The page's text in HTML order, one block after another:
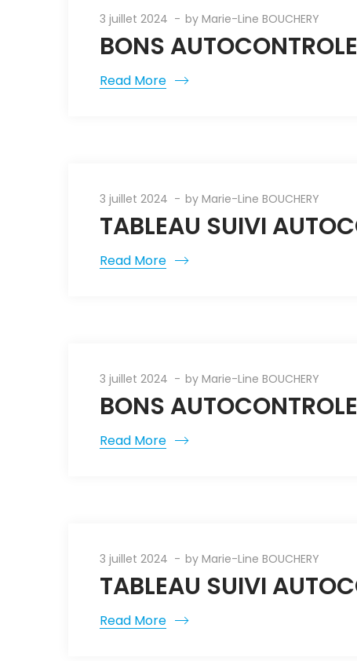
3 juillet 2024 by Marie-Line BOUCHERY
BONS
Read More
3 juillet 2024 by Marie-Line BOUCHERY
TABLEAU SUIVI
Read More
3 juillet 2024 by Marie-Line BOUCHERY
BONS
Read More
3 juillet 2024 by Marie-Line BOUCHERY
TABLEAU SUIVI
Read More